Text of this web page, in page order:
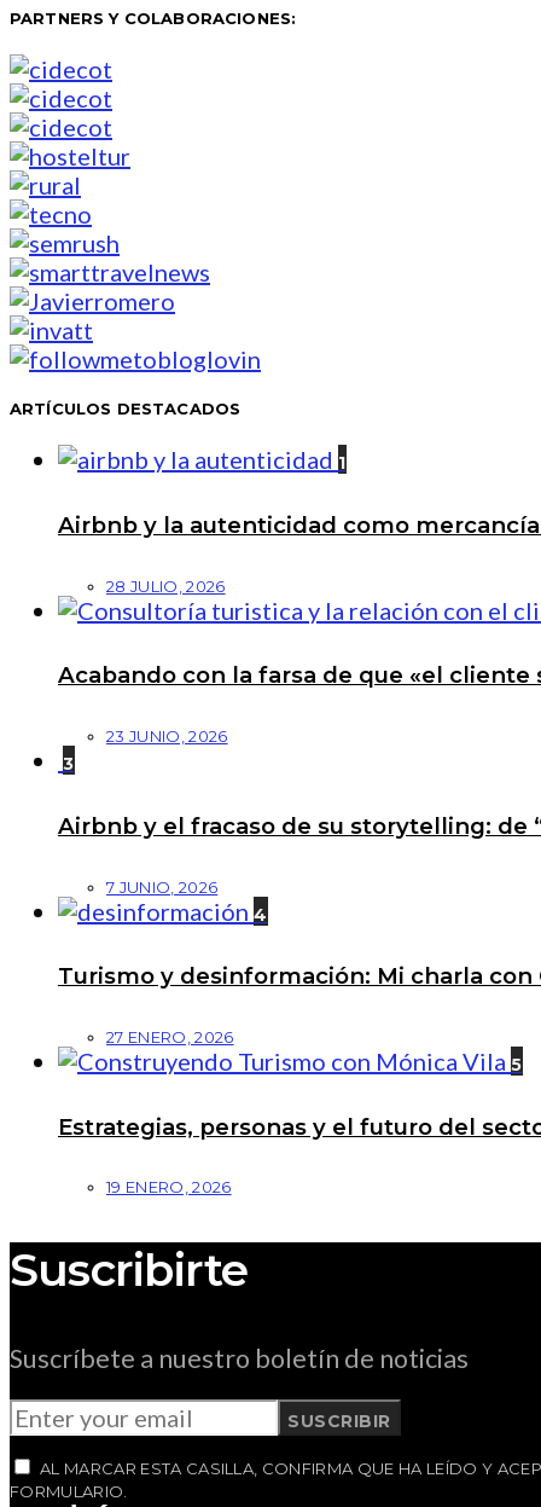
PARTNERS Y COLABORACIONES:
ARTÍCULOS DESTACADOS
1
Airbnb y la autenticidad como
28 JULIO, 2026
Acabando con la farsa de que «el cliente
23 JUNIO, 2026
3
Airbnb y el fracaso de su storytelling: de
7 JUNIO, 2026
4
Turismo y desinformación: Mi charla
27 ENERO, 2026
5
Estrategias, personas y el futuro del
19 ENERO, 2026
Suscribirte
Suscríbete a nuestro boletín de noticias
SUSCRIBIR
AL MARCAR ESTA CASILLA, CONFIRMA QUE HA LEÍDO Y
FORMULARIO.